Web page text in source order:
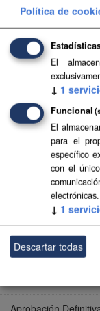
Aprobación
Aprobación
Aprobación
Aprobación
Aprobación
Aprobación
Aprobación
Aprobación
Aprobación
Política de
El
↓ 1
Funcional
El
para el
específico
con el
electrónicas.
↓ 1
Descartar todas